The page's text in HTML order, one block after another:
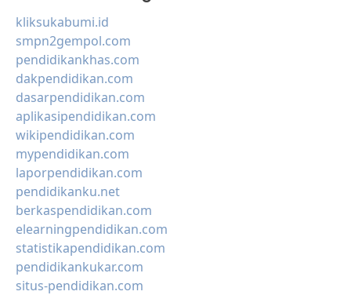
kliksukabumi.id
smpn2gempol.com
pendidikankhas.com
dakpendidikan.com
dasarpendidikan.com
aplikasipendidikan.com
wikipendidikan.com
mypendidikan.com
laporpendidikan.com
pendidikanku.net
berkaspendidikan.com
elearningpendidikan.com
statistikapendidikan.com
pendidikankukar.com
situs-pendidikan.com